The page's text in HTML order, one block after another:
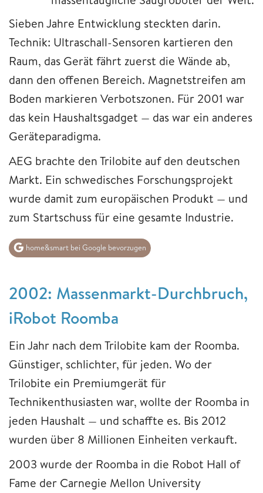
Sieben Jahre Entwicklung steckten darin.
Technik: Ultraschall-Sensoren kartieren den
Raum, das Gerät fährt zuerst die Wände ab,
dann den offenen Bereich. Magnetstreifen am
Boden markieren Verbotszonen. Für 2001 war
das kein Haushaltsgadget — das war ein anderes
Geräteparadigma.
AEG brachte den Trilobite auf den deutschen
Markt. Ein schwedisches Forschungsprojekt
wurde damit zum europäischen Produkt — und
zum Startschuss für eine gesamte Industrie.
home&smart bei Google bevorzugen
2002: Massenmarkt-Durchbruch,
iRobot Roomba
Ein Jahr nach dem Trilobite kam der Roomba.
Günstiger, schlichter, für jeden. Wo der
Trilobite ein Premiumgerät für
Technikenthusiasten war, wollte der Roomba in
jeden Haushalt — und schaffte es. Bis 2012
wurden über 8 Millionen Einheiten verkauft.
2003 wurde der Roomba in die Robot Hall of
Fame der Carnegie Mellon University